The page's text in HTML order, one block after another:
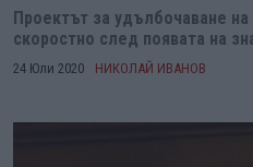
Проектът за удълбочаване
скоростно след появата на
24 Юли 2020 НИКОЛАЙ ИВАНОВ